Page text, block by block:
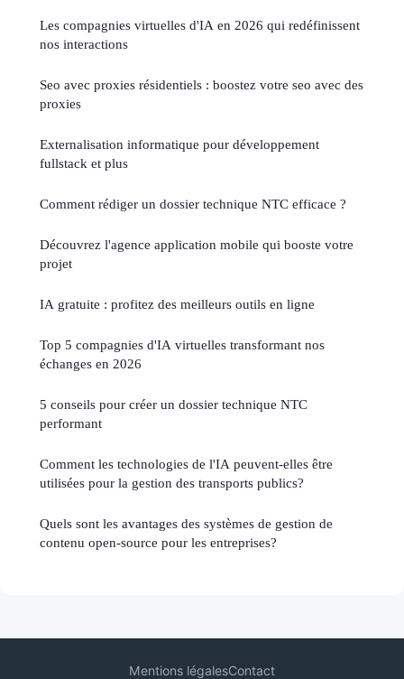
Les compagnies virtuelles d'IA en 2026 qui redéfinissent
nos interactions
Seo avec proxies résidentiels : boostez votre seo avec des
proxies
Externalisation informatique pour développement
fullstack et plus
Comment rédiger un dossier technique NTC efficace ?
Découvrez l'agence application mobile qui booste votre
projet
IA gratuite : profitez des meilleurs outils en ligne
Top 5 compagnies d'IA virtuelles transformant nos
échanges en 2026
5 conseils pour créer un dossier technique NTC
performant
Comment les technologies de l'IA peuvent-elles être
utilisées pour la gestion des transports publics?
Quels sont les avantages des systèmes de gestion de
contenu open-source pour les entreprises?
Mentions légalesContact